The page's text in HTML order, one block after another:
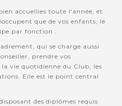
accuellies toute l'année, et
que de vos enfants, le
par fonction :
qui se charge aussi
prendre vos
vie quotidienne du Club, les
Elle est le point central
des diplômes requis